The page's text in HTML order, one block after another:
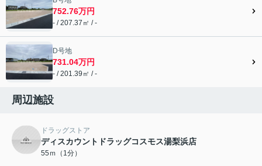
752.76万円
- / 207.37㎡ / -
D号地
731.04万円
- / 201.39㎡ / -
周辺施設
ドラッグストア
ディスカウントドラッグコスモス湯梨浜店
55ｍ（1分）